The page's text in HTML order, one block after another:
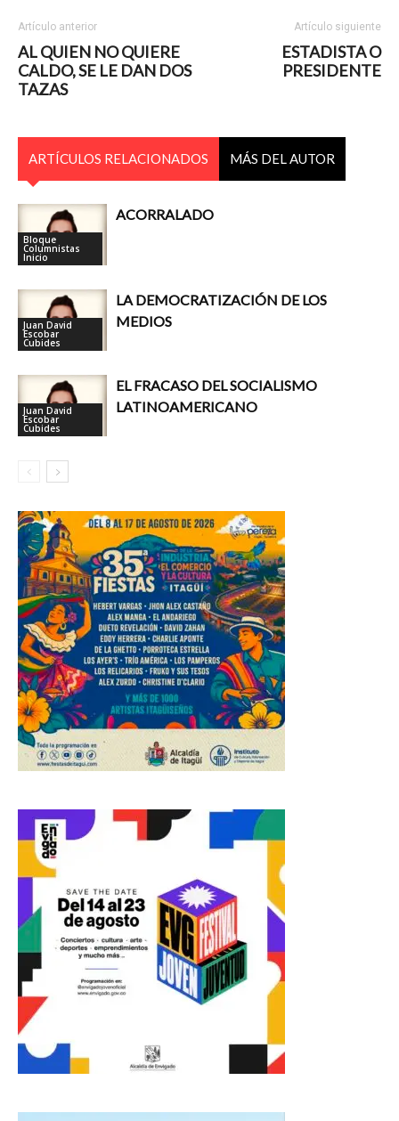
Artículo anterior
AL QUIEN NO QUIERE
CALDO, SE LE DAN DOS
TAZAS
Artículo siguiente
ESTADISTA O
PRESIDENTE
ARTÍCULOS RELACIONADOS MÁS DEL AUTOR
Bloque
Columnistas
Inicio
ACORRALADO
Juan David
Escobar
Cubides
LA DEMOCRATIZACIÓN DE LOS
MEDIOS
Juan David
Escobar
Cubides
EL FRACASO DEL SOCIALISMO
LATINOAMERICANO